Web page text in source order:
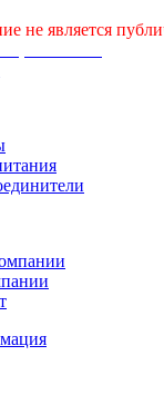
не является